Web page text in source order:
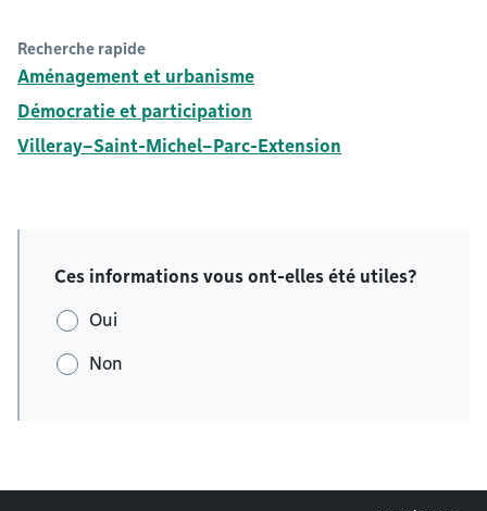
Recherche rapide
Aménagement et urbanisme
Démocratie et participation
Villeray–Saint-Michel–Parc-Extension
Ces informations vous ont-elles été utiles?
Oui
Non